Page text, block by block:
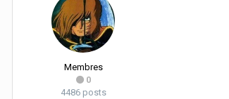
Membres
0
4486 posts